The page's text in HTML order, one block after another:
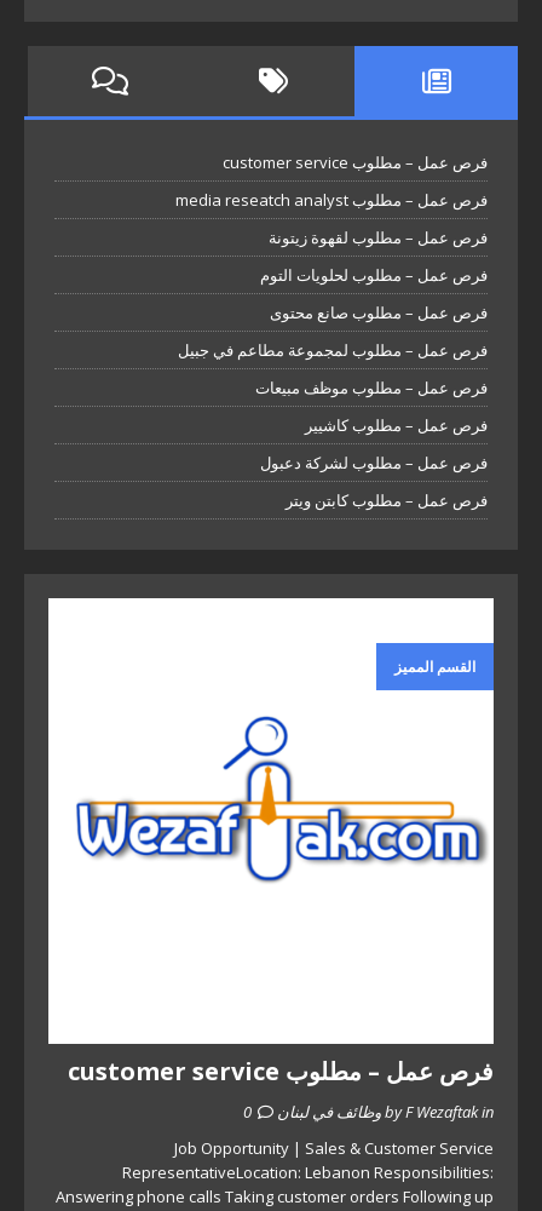
فرص عمل – مطلوب customer service
فرص عمل – مطلوب media reseatch analyst
فرص عمل – مطلوب لقهوة زيتونة
فرص عمل – مطلوب لحلويات التوم
فرص عمل – مطلوب صانع محتوى
فرص عمل – مطلوب لمجموعة مطاعم في جبيل
فرص عمل – مطلوب موظف مبيعات
فرص عمل – مطلوب كاشيير
فرص عمل – مطلوب لشركة دعبول
فرص عمل – مطلوب كابتن ويتر
القسم المميز
فرص عمل – مطلوب customer service
by F Wezaftak in وظائف في لبنان
0
Job Opportunity | Sales & Customer Service
RepresentativeLocation: Lebanon Responsibilities:
Answering phone calls Taking customer orders Following up